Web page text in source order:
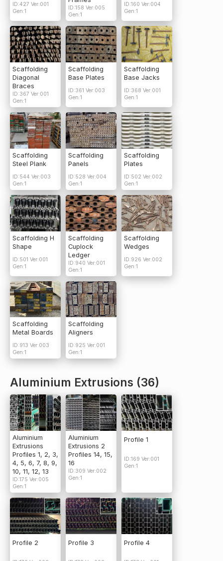
ID:427 Ver:001
Gen:1
ID:158 Ver:005
Gen:1
ID:160 Ver:004
Gen:1
Scaffolding
Diagonal
Braces
ID:367 Ver:001
Gen:1
Scaffolding
Base Plates
ID:361 Ver:003
Gen:1
Scaffolding
Base Jacks
ID:368 Ver:001
Gen:1
Scaffolding
Steel Plank
ID:544 Ver:003
Gen:1
Scaffolding
Panels
ID:528 Ver:004
Gen:1
Scaffolding
Plates
ID:502 Ver:002
Gen:1
Scaffolding H
Shape
ID:501 Ver:001
Gen:1
Scaffolding
Cuplock
Ledger
ID:940 Ver:001
Gen:1
Scaffolding
Wedges
ID:926 Ver:002
Gen:1
Scaffolding
Metal Boards
ID:913 Ver:003
Gen:1
Scaffolding
Aligners
ID:925 Ver:001
Gen:1
Aluminium Extrusions (36)
Aluminium
Extrusions
Profiles 1, 2, 3,
4, 5, 6, 7, 8, 9,
10, 11, 12, 13
ID:175 Ver:005
Gen:1
Aluminium
Extrusions 2
Profiles 14, 15,
16
ID:309 Ver:002
Gen:1
Profile 1
ID:169 Ver:001
Gen:1
Profile 2 Profile 3 Profile 4